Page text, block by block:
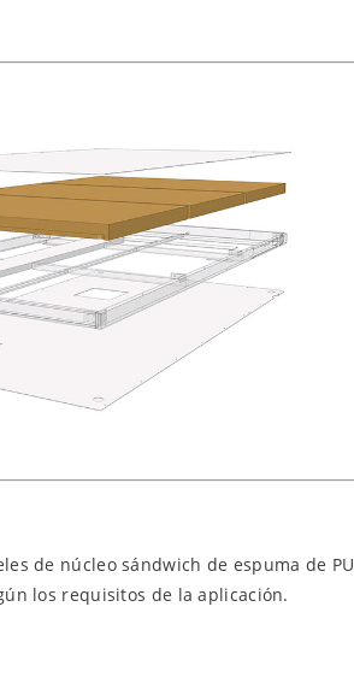
de núcleo sándwich de espuma de PU
los requisitos de la aplicación.